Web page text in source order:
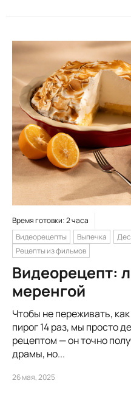
Время готовки: 2 часа
Видеорецепты
Выпечка
Рецепты из фильмов
Видеорецепт:
меренгой
Чтобы не переживать,
пирог 14 раз, мы просто
рецептом — он точно
драмы, но...
26 мая, 2025